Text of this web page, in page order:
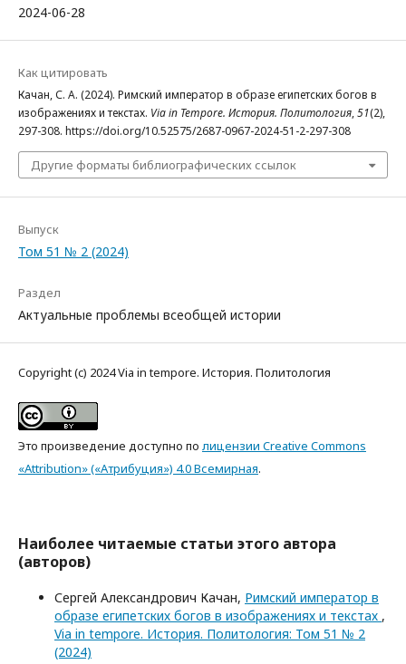
2024-06-28
Как цитировать
Качан, С. А. (2024). Римский император в образе египетских богов в
изображениях и текстах. Via in Tempore. История. Политология,51(2),
297-308. https://doi.org/10.52575/2687-0967-2024-51-2-297-308
Другие форматы библиографических ссылок
Выпуск
Том 51 № 2 (2024)
Раздел
Актуальные проблемы всеобщей истории
Copyright (c) 2024 Via in tempore. История. Политология
Это произведение доступно по лицензии Creative Commons
«Attribution» («Атрибуция») 4.0 Всемирная.
Наиболее читаемые статьи этого автора
(авторов)
Сергей Александрович Качан, Римский император в
образе египетских богов в изображениях и текстах ,
Via in tempore. История. Политология: Том 51 № 2
(2024)